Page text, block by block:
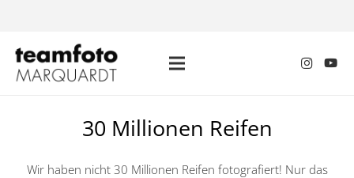
30 Millionen Reifen
Wir haben nicht 30 Millionen Reifen fotografiert! Nur das